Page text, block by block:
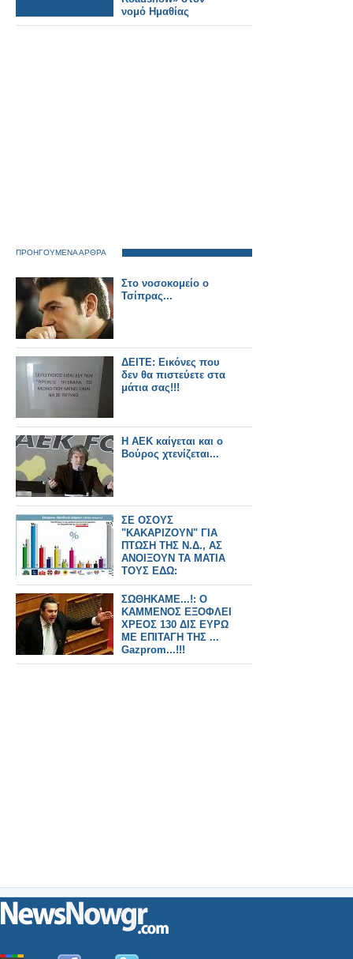
νομό Ημαθίας
ΠΡΟΗΓΟΥΜΕΝΑ ΑΡΘΡΑ
Στο νοσοκομείο ο
Τσίπρας...
ΔΕΙΤΕ: Εικόνες που
δεν θα πιστεύετε στα
μάτια σας!!!
Η ΑΕΚ καίγεται και ο
Βούρος χτενίζεται...
ΣΕ ΟΣΟΥΣ
"ΚΑΚΑΡΙΖΟΥΝ" ΓΙΑ
ΠΤΩΣΗ ΤΗΣ Ν.Δ., ΑΣ
ΑΝΟΙΞΟΥΝ ΤΑ ΜΑΤΙΑ
ΤΟΥΣ ΕΔΩ:
ΣΩΘΗΚΑΜΕ...!: Ο
ΚΑΜΜΕΝΟΣ ΕΞΟΦΛΕΙ
ΧΡΕΟΣ 130 ΔΙΣ ΕΥΡΩ
ΜΕ ΕΠΙΤΑΓΗ ΤΗΣ ...
Gazprom...!!!